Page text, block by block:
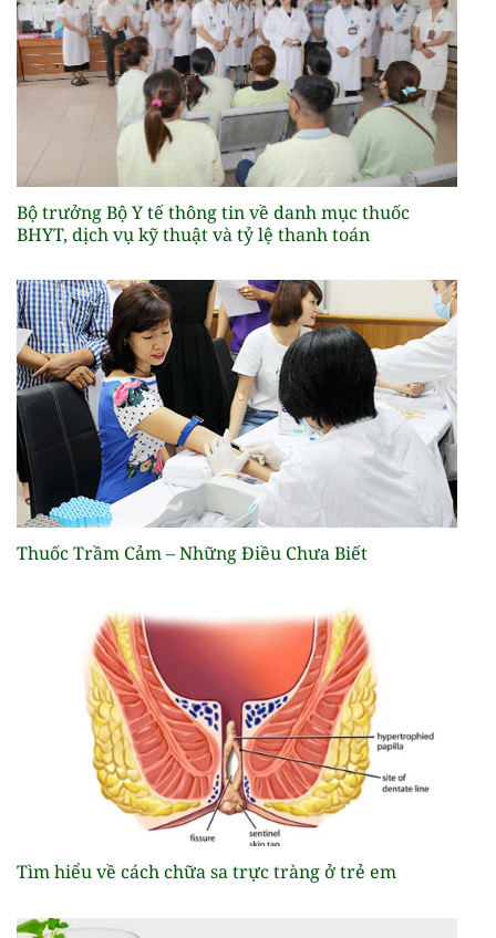
Bộ trưởng Bộ Y tế thông tin về danh mục thuốc
BHYT, dịch vụ kỹ thuật và tỷ lệ thanh toán
Thuốc Trầm Cảm – Những Điều Chưa Biết
Tìm hiểu về cách chữa sa trực tràng ở trẻ em